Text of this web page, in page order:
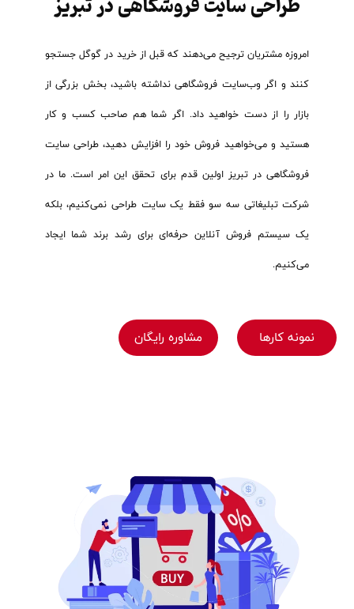
امروزه مشتریان ترجیح می‌دهند که قبل از خرید در گوگل جستجو
کنند و اگر وب‌سایت فروشگاهی نداشته باشید، بخش بزرگی از
بازار را از دست خواهید داد. اگر شما هم صاحب کسب و کار
هستید و می‌خواهید فروش خود را افزایش دهید، طراحی سایت
فروشگاهی در تبریز اولین قدم برای تحقق این امر است. ما در
شرکت تبلیغاتی سه سو فقط یک سایت طراحی نمی‌کنیم، بلکه
یک سیستم فروش آنلاین حرفه‌ای برای رشد برند شما ایجاد
می‌کنیم.
نمونه کارها مشاوره رایگان